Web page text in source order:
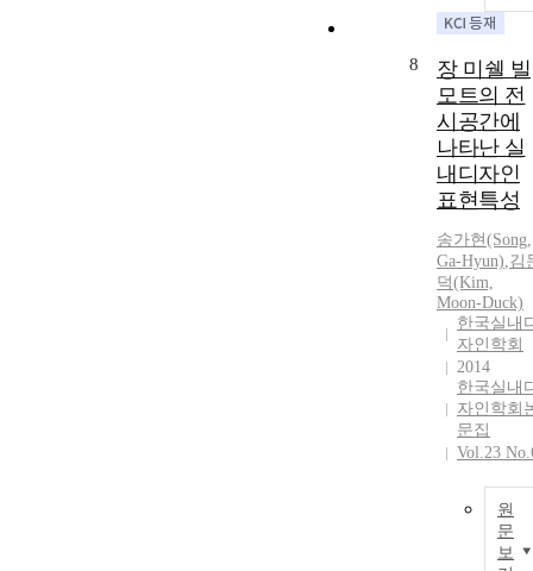
8
장 미쉘 빌
모트의 전
시공간에
나타난 실
내디자인
표현특성
송가현(Song,
Ga-Hyun),김
덕(Kim,
Moon-Duck)
한국실내
자인학회
2014
한국실내
자인학회
문집
Vol.23
원
문
보